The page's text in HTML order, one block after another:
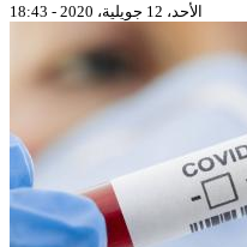
الأحد، 12 جويلية، 2020 - 18:43